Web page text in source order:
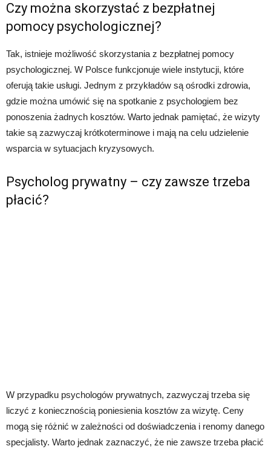
Czy można skorzystać z bezpłatnej
pomocy psychologicznej?
Tak, istnieje możliwość skorzystania z bezpłatnej pomocy
psychologicznej. W Polsce funkcjonuje wiele instytucji, które
oferują takie usługi. Jednym z przykładów są ośrodki zdrowia,
gdzie można umówić się na spotkanie z psychologiem bez
ponoszenia żadnych kosztów. Warto jednak pamiętać, że wizyty
takie są zazwyczaj krótkoterminowe i mają na celu udzielenie
wsparcia w sytuacjach kryzysowych.
Psycholog prywatny – czy zawsze trzeba
płacić?
W przypadku psychologów prywatnych, zazwyczaj trzeba się
liczyć z koniecznością poniesienia kosztów za wizytę. Ceny
mogą się różnić w zależności od doświadczenia i renomy danego
specjalisty. Warto jednak zaznaczyć, że nie zawsze trzeba płacić